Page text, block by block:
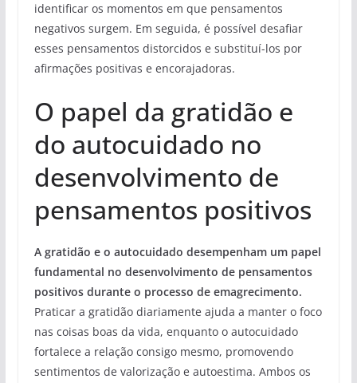
identificar os momentos em que pensamentos
negativos surgem. Em seguida, é possível desafiar
esses pensamentos distorcidos e substituí-los por
afirmações positivas e encorajadoras.
O papel da gratidão e
do autocuidado no
desenvolvimento de
pensamentos positivos
A gratidão e o autocuidado desempenham um papel
fundamental no desenvolvimento de pensamentos
positivos durante o processo de emagrecimento.
Praticar a gratidão diariamente ajuda a manter o foco
nas coisas boas da vida, enquanto o autocuidado
fortalece a relação consigo mesmo, promovendo
sentimentos de valorização e autoestima. Ambos os